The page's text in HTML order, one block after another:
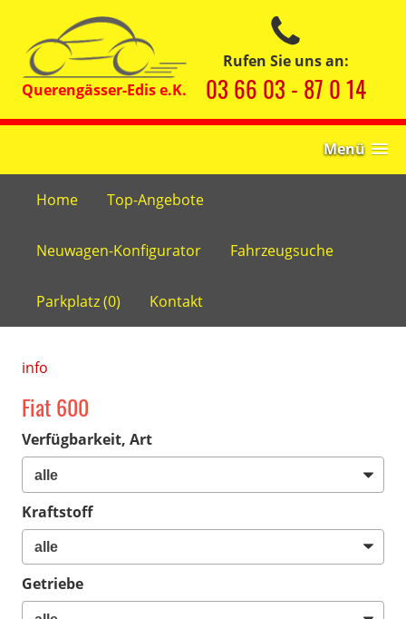
Rufen Sie uns an:
03 66 03 - 87 0 14
Menü
Home Top-Angebote
Neuwagen-Konfigurator Fahrzeugsuche
Parkplatz (0) Kontakt
info
Fiat 600
Verfügbarkeit, Art
Kraftstoff
Getriebe